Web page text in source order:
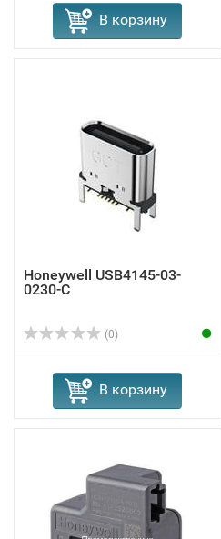
В корзину
Honeywell USB4145-03-
0230-C
(0)
В корзину